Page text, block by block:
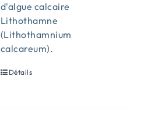
d'algue calcaire
Lithothamne
(Lithothamnium
calcareum).
Détails